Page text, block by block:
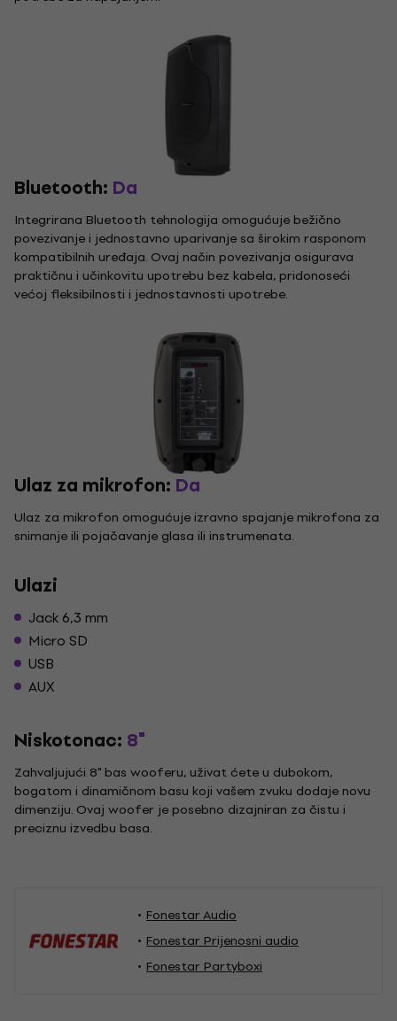
Bluetooth: Da
Integrirana Bluetooth tehnologija omogućuje bežično
povezivanje i jednostavno uparivanje sa širokim rasponom
kompatibilnih uređaja. Ovaj način povezivanja osigurava
praktičnu i učinkovitu upotrebu bez kabela, pridonoseći
većoj fleksibilnosti i jednostavnosti upotrebe.
Ulaz za mikrofon: Da
Ulaz za mikrofon omogućuje izravno spajanje mikrofona za
snimanje ili pojačavanje glasa ili instrumenata.
Ulazi
Jack 6,3 mm
Micro SD
USB
AUX
Niskotonac: 8"
Zahvaljujući 8" bas wooferu, uživat ćete u dubokom,
bogatom i dinamičnom basu koji vašem zvuku dodaje novu
dimenziju. Ovaj woofer je posebno dizajniran za čistu i
preciznu izvedbu basa.
Fonestar Audio
Fonestar Prijenosni audio
Fonestar Partyboxi